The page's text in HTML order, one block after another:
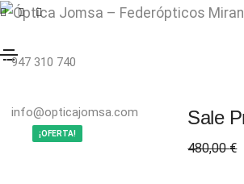
947 310 740
info@opticajomsa.com
¡OFERTA!
Sale
480,00€